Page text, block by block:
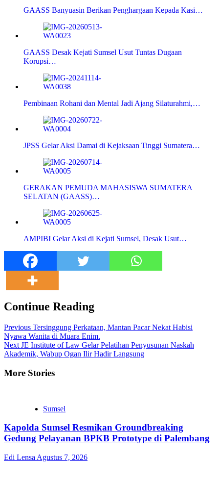
GAASS Banyuasin Berikan Penghargaan Kepada Kasi…
GAASS Desak Kejati Sumsel Usut Tuntas Dugaan
Korupsi…
Pembinaan Rohani dan Mental Jadi Ajang Silaturahmi,…
JPSS Gelar Aksi Damai di Kejaksaan Tinggi Sumatera…
GERAKAN PEMUDA MAHASISWA SUMATERA
SELATAN (GAASS)…
AMPIBI Gelar Aksi di Kejati Sumsel, Desak Usut…
Continue Reading
Previous Tersinggung Perkataan, Mantan Pacar Nekat Habisi
Nyawa Wanita di Muara Enim.
Next JE Institute of Law Gelar Pelatihan Penyusunan Naskah
Akademik, Wabup Ogan Ilir Hadir Langsung
More Stories
Sumsel
Kapolda Sumsel Resmikan Groundbreaking
Gedung Pelayanan BPKB Prototype di Palembang
Edi Lensa Agustus 7, 2026